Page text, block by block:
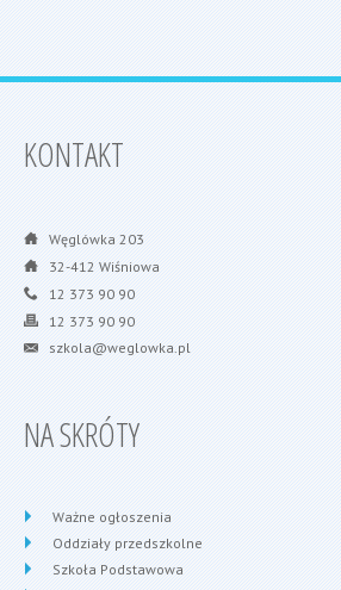
KONTAKT
Węglówka 203
32-412 Wiśniowa
12 373 90 90
12 373 90 90
szkola@weglowka.pl
NA SKRÓTY
Ważne ogłoszenia
Oddziały przedszkolne
Szkoła Podstawowa